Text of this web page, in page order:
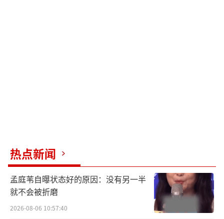
长出更多感动与力量。
（责任编辑：0882）
热点新闻
孟庭苇自曝状态好的原因：没有另一半
就不会被折磨
2026-08-06 10:57:40